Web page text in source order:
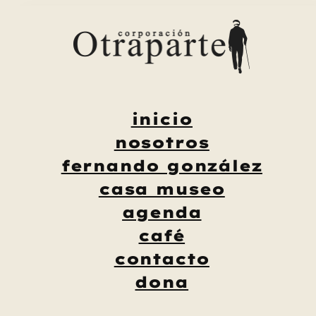
inicio
nosotros
fernando gonzález
casa museo
agenda
café
contacto
dona